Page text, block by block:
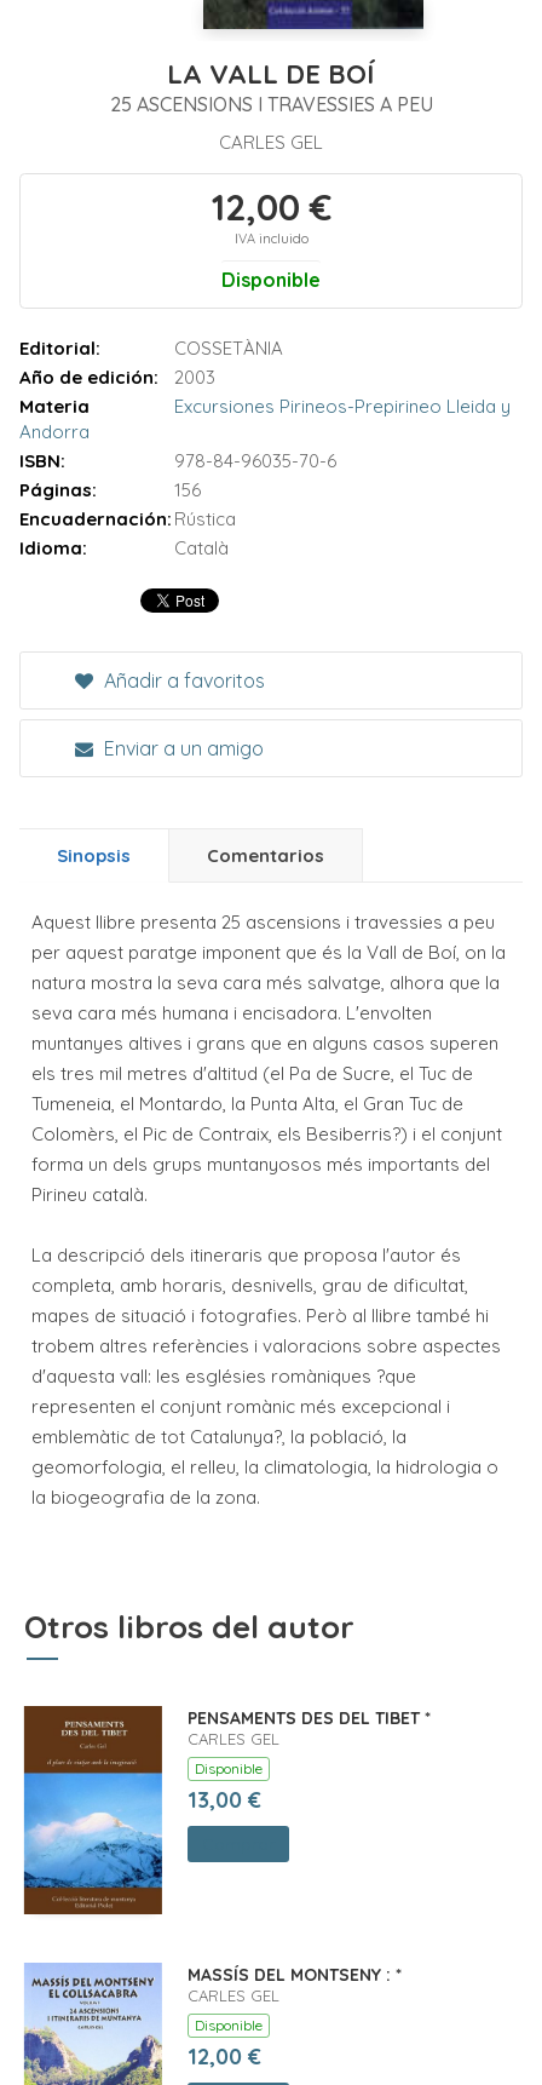
LA VALL DE BOÍ
25 ASCENSIONS I TRAVESSIES A PEU
CARLES GEL
12,00 €
IVA incluido
Disponible
Editorial:
COSSETÀNIA
Año de edición:
2003
Materia
Excursiones Pirineos-Prepirineo Lleida y
Andorra
ISBN:
978-84-96035-70-6
Páginas:
156
Encuadernación: Rústica
Idioma:
Català
Añadir a favoritos
Enviar a un amigo
Sinopsis Comentarios
Aquest llibre presenta 25 ascensions i travessies a peu
per aquest paratge imponent que és la Vall de Boí, on la
natura mostra la seva cara més salvatge, alhora que la
seva cara més humana i encisadora. L'envolten
muntanyes altives i grans que en alguns casos superen
els tres mil metres d'altitud (el Pa de Sucre, el Tuc de
Tumeneia, el Montardo, la Punta Alta, el Gran Tuc de
Colomèrs, el Pic de Contraix, els Besiberris?) i el conjunt
forma un dels grups muntanyosos més importants del
Pirineu català.
La descripció dels itineraris que proposa l'autor és
completa, amb horaris, desnivells, grau de dificultat,
mapes de situació i fotografies. Però al llibre també hi
trobem altres referències i valoracions sobre aspectes
d'aquesta vall: les esglésies romàniques ?que
representen el conjunt romànic més excepcional i
emblemàtic de tot Catalunya?, la població, la
geomorfologia, el relleu, la climatologia, la hidrologia o
la biogeografia de la zona.
Otros libros del autor
PENSAMENTS DES DEL TIBET *
CARLES GEL
Disponible
13,00 €
MASSÍS DEL MONTSENY : *
CARLES GEL
Disponible
12,00 €